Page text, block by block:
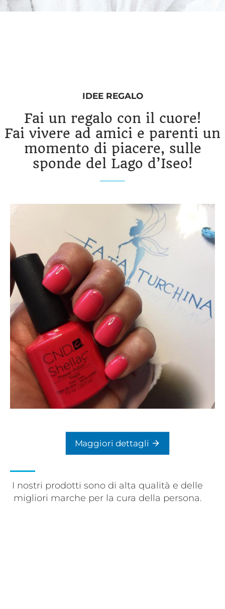
IDEE REGALO
Fai un regalo con il cuore!
Fai vivere ad amici e parenti un
momento di piacere, sulle
sponde del Lago d’Iseo!
Maggiori dettagli
I nostri prodotti sono di alta qualità e delle
migliori marche per la cura della persona.